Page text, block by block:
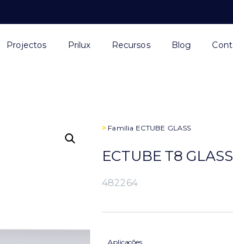
Projectos Prilux Recursos Blog
> Família ECTUBE GLASS
ECTUBE T8
482264
Aplicações